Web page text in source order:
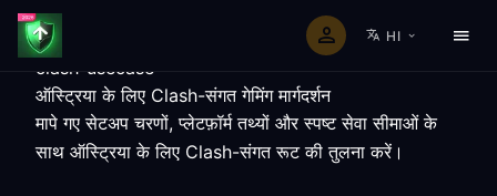
HI
clash-usecase
ऑस्ट्रिया के लिए Clash-संगत गेमिंग मार्गदर्शन
मापे गए सेटअप चरणों, प्लेटफ़ॉर्म तथ्यों और स्पष्ट सेवा सीमाओं के
साथ ऑस्ट्रिया के लिए Clash-संगत रूट की तुलना करें।